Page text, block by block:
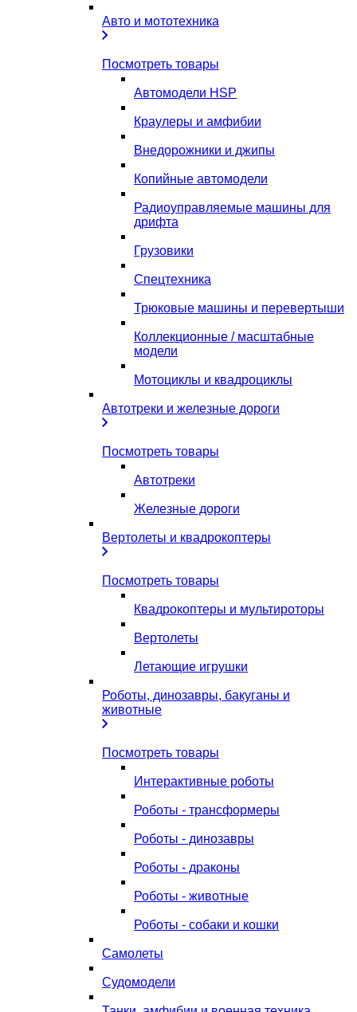
Авто и мототехника
Посмотреть товары
Автомодели HSP
Краулеры и амфибии
Внедорожники и джипы
Копийные автомодели
Радиоуправляемые машины для
дрифта
Грузовики
Спецтехника
Трюковые машины и перевертыши
Коллекционные / масштабные
модели
Мотоциклы и квадроциклы
Автотреки и железные дороги
Посмотреть товары
Автотреки
Железные дороги
Вертолеты и квадрокоптеры
Посмотреть товары
Квадрокоптеры и мультироторы
Вертолеты
Летающие игрушки
Роботы, динозавры, бакуганы и
животные
Посмотреть товары
Интерактивные роботы
Роботы - трансформеры
Роботы - динозавры
Роботы - драконы
Роботы - животные
Роботы - собаки и кошки
Самолеты
Судомодели